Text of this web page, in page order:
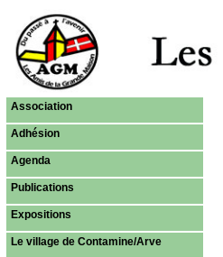
Association
Adhésion
Agenda
Publications
Expositions
Le village de Contamine/Arve